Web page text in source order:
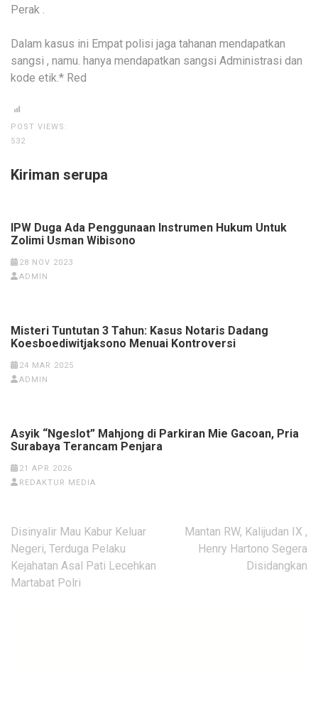
Perak .
Dalam kasus ini Empat polisi jaga tahanan mendapatkan
sangsi , namu. hanya mendapatkan sangsi Administrasi dan
kode etik.* Red
POST VIEWS:
532
Kiriman serupa
IPW Duga Ada Penggunaan Instrumen Hukum Untuk
Zolimi Usman Wibisono
28 NOV 2023
ADMIN
Misteri Tuntutan 3 Tahun: Kasus Notaris Dadang
Koesboediwitjaksono Menuai Kontroversi
24 MAR 2025
ADMIN
Asyik “Ngeslot” Mahjong di Parkiran Mie Gacoan, Pria
Surabaya Terancam Penjara
21 APR 2026
REDAKTUR MEDIA
Navigasi
pos
Disinyalir Mau Kabur Keluar
Negeri, Terduga Pelaku
Kejahatan Asal Pati Lecehkan
Martabat Polri
Mantan RW, Kalijudan IX ,
Henry Hartono Segera
Disidangkan